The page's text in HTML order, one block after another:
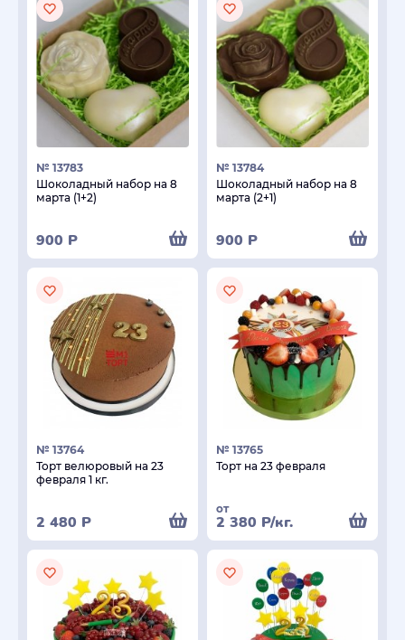
№ 13783
Шоколадный набор на 8
марта (1+2)
900 Р
№ 13784
Шоколадный набор на 8
марта (2+1)
900 Р
№ 13764
Торт велюровый на 23
февраля 1 кг.
2 480 Р
№ 13765
Торт на 23 февраля
от
2 380 Р/кг.